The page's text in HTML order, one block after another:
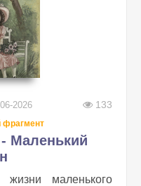
2026 133
фрагмент
Маленький
жизни маленького